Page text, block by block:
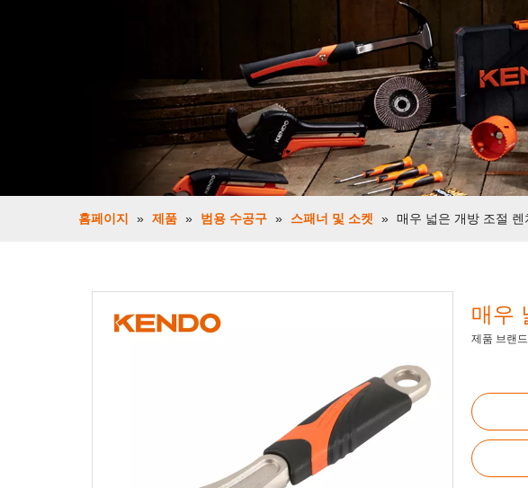
홈페이지 » 제품 » 범용 수공구 » 스패너 및 소켓 » 매우 넓은 개방 조절 렌
매우
제품 브랜드